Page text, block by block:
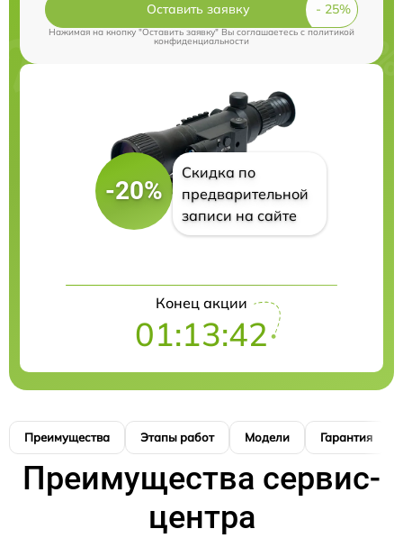
Оставить заявку
Нажимая на кнопку "Оставить заявку" Вы соглашаетесь cполитикой
конфиденциальности
-20%
Скидка по
предварительной
записи на сайте
Конец акции
01:13:41
Преимущества Этапы работ Модели Гарантия
Преимущества сервис-
центра